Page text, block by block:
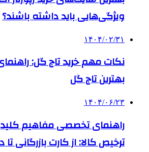
ویژگی‌هایی باید داشته باشند؟
۱۴۰۴/۰۲/۳۱
نکات مهم خرید تاج گل:
بهترین تاج گل
۱۴۰۴/۰۶/۲۳
راهنمای تخصصی مفاهیم
ترخیص کالا: از کارت بازرگانی تا